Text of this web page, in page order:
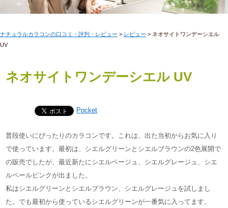
ナチュラルカラコンの口コミ・評判・レビュー > レビュー > ネオサイトワンデーシエル
UV
ネオサイトワンデーシエル UV
Pocket
普段使いにぴったりのカラコンです。これは、出た当初からお気に入り
で使っています。最初は、シエルグリーンとシエルブラウンの2色展開で
の販売でしたが、最近新たにシエルベージュ、シエルグレージュ、シエ
ルペールピンクが出ました。
私はシエルグリーンとシエルブラウン、シエルグレージュを試しまし
た。でも最初から使っているシエルグリーンが一番気に入ってます。